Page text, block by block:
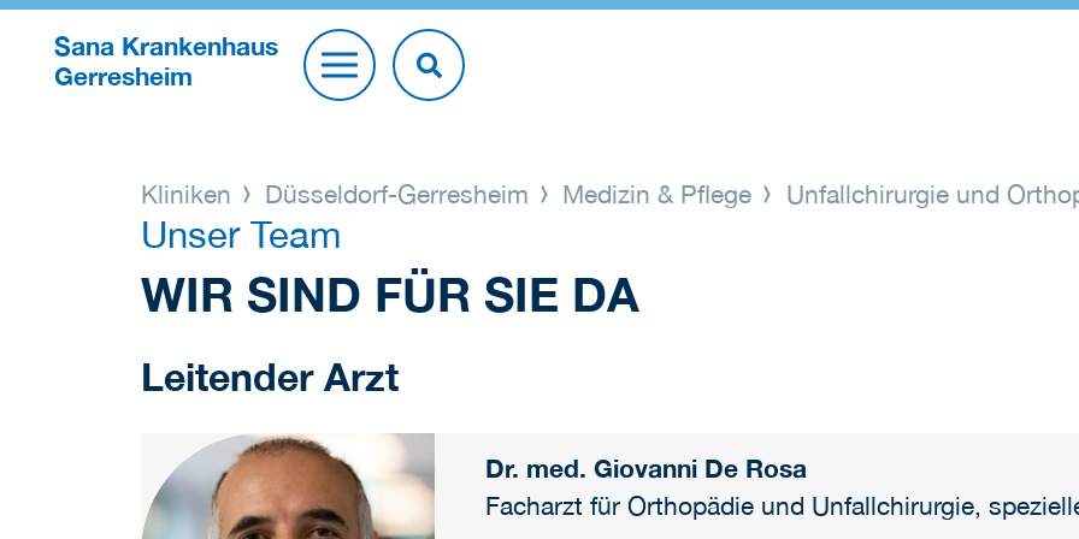
Sana Krankenhaus
Gerresheim
Kliniken Düsseldorf-Gerresheim Medizin & Pflege Unfallchirurgie und
Unser Team
WIR SIND FÜR SIE DA
Leitender Arzt
Dr. med. Giovanni De Rosa
Facharzt für Orthopädie und Unfallchirurgie,